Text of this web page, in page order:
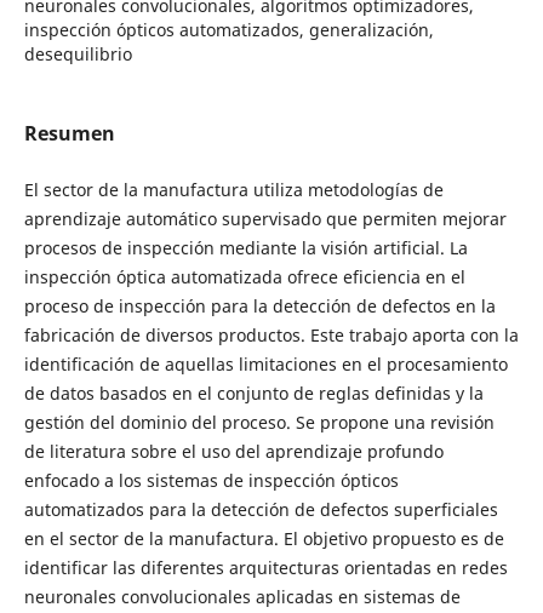
neuronales convolucionales, algoritmos optimizadores,
inspección ópticos automatizados, generalización,
desequilibrio
Resumen
El sector de la manufactura utiliza metodologías de
aprendizaje automático supervisado que permiten mejorar
procesos de inspección mediante la visión artificial. La
inspección óptica automatizada ofrece eficiencia en el
proceso de inspección para la detección de defectos en la
fabricación de diversos productos. Este trabajo aporta con la
identificación de aquellas limitaciones en el procesamiento
de datos basados en el conjunto de reglas definidas y la
gestión del dominio del proceso. Se propone una revisión
de literatura sobre el uso del aprendizaje profundo
enfocado a los sistemas de inspección ópticos
automatizados para la detección de defectos superficiales
en el sector de la manufactura. El objetivo propuesto es de
identificar las diferentes arquitecturas orientadas en redes
neuronales convolucionales aplicadas en sistemas de